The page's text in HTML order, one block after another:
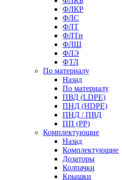
ФЛКР
ФЛС
ФЛТ
ФЛТн
ФЛШ
ФЛЭ
ФТЛ
По материалу
Назад
По материалу
ПВД (LDPE)
ПНД (HDPE)
ПНД / ПВД
ПП (PP)
Комплектующие
Назад
Комплектующие
Дозаторы
Колпачки
Крышки